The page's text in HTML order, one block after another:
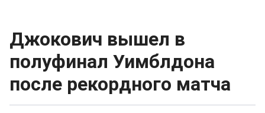
Джокович вышел в
полуфинал Уимблдона
после рекордного матча